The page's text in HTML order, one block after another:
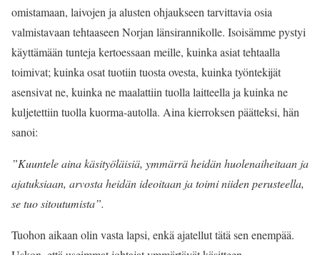
omistamaan, laivojen ja alusten ohjaukseen tarvittavia osia
valmistavaan tehtaaseen Norjan länsirannikolle. Isoisämme pystyi
käyttämään tunteja kertoessaan meille, kuinka asiat tehtaalla
toimivat; kuinka osat tuotiin tuosta ovesta, kuinka työntekijät
asensivat ne, kuinka ne maalattiin tuolla laitteella ja kuinka ne
kuljetettiin tuolla kuorma-autolla. Aina kierroksen päätteksi, hän
sanoi:
”Kuuntele aina käsityöläisiä, ymmärrä heidän huolenaiheitaan ja
ajatuksiaan, arvosta heidän ideoitaan ja toimi niiden perusteella,
se tuo sitoutumista”.
Tuohon aikaan olin vasta lapsi, enkä ajatellut tätä sen enempää.